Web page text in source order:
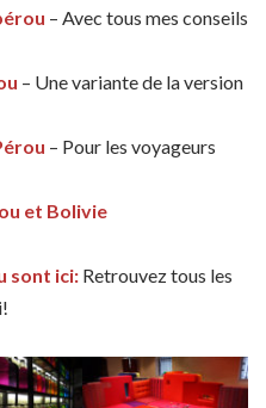
– Avec tous mes conseils
– Une variante de la version
– Pour les voyageurs
et Bolivie
sont ici: Retrouvez tous les